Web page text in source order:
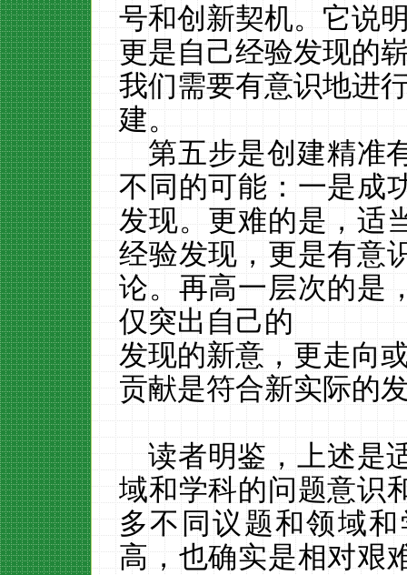
号和创新契机。它说
更是自己经验发现的
我们需要有意识地进
建。
第五步是创建精准
不同的可能：一是成
发现。更难的是，适
经验发现，更是有意
论。再高一层次的是
仅突出自己的
发现的新意，更走向
贡献是符合新实际的
读者明鉴，上述是
域和学科的问题意识
多不同议题和领域
高，也确实是相对艰